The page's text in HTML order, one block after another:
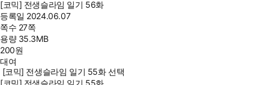
[코믹] 전생슬라임 일기 56화
등록일 2024.06.07
쪽수 27쪽
용량 35.3MB
200원
대여
[코믹] 전생슬라임 일기 55화 선택
[코믹] 전생슬라임 일기 55화